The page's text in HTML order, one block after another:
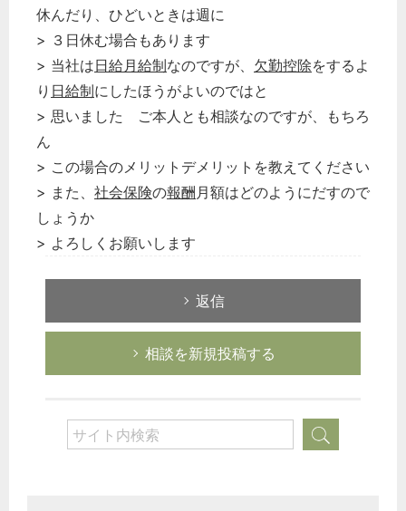
休んだり、ひどいときは週に
> ３日休む場合もあります
> 当社は日給月給制なのですが、 欠勤控除をするよ
り 日給制にしたほうがよいのではと
> 思いました ご本人とも相談なのですが、もちろ
ん
> この場合のメリットデメリットを教えてください
> また、 社会保険の報酬月額はどのようにだすので
しょうか
> よろしくお願いします
返信
相談を新規投稿する